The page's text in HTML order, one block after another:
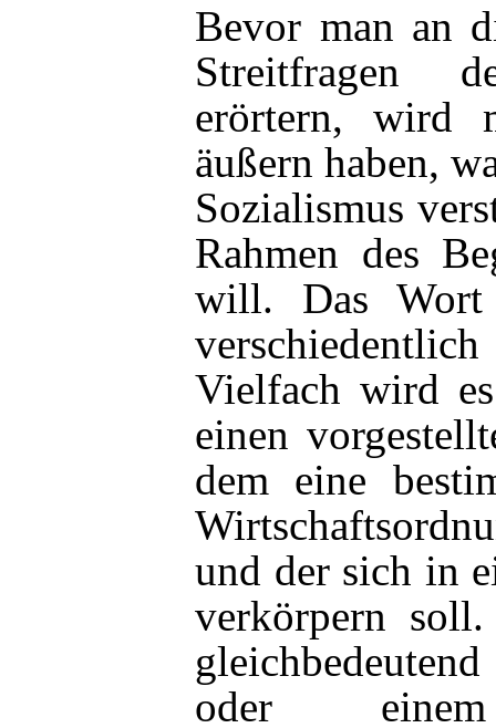
Bevor man an
Streitfragen
erörtern, wird
äußern haben,
Sozialismus
Rahmen des
will. Das Wort
Vielfach wird
einen
dem eine
und der sich in
verkörpern
oder